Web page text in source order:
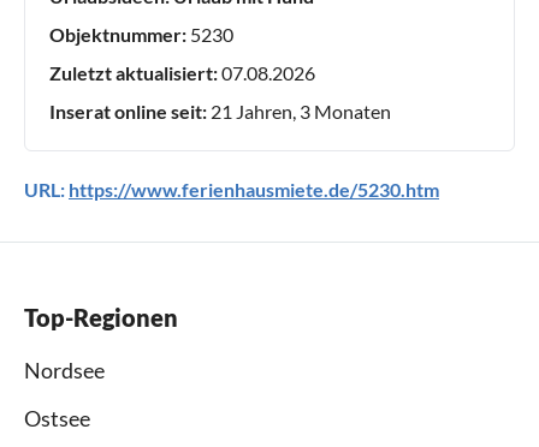
Objektnummer: 5230
Zuletzt aktualisiert:07.08.2026
Inserat online seit: 21 Jahren, 3 Monaten
URL: https://www.ferienhausmiete.de/5230.htm
Top-Regionen
Nordsee
Ostsee